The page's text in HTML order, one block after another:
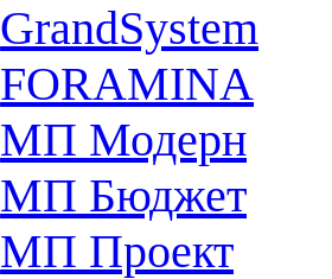
GrandSystem
FORAMINA
МП Модерн
МП Бюджет
МП Проект